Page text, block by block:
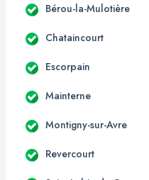
Bérou-la-Mulotière
Chataincourt
Escorpain
Mainterne
Montigny-sur-Avre
Revercourt